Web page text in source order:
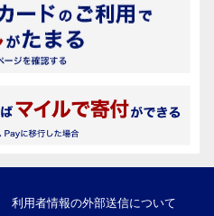
利用者情報の外部送信について